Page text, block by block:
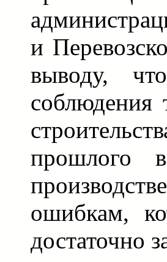
и
выводу,
соблюдения
прошлого
ошибкам,
достаточно